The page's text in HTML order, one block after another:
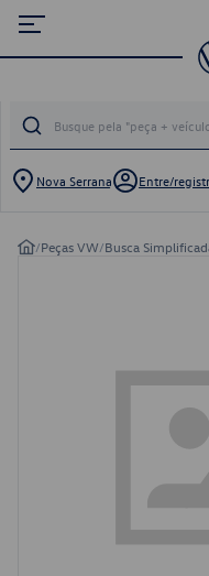
Nova Serrana Entre/
/Peças VW/Busca